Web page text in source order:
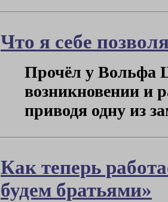
Что я себе
Прочёл у Вольфа
возникновении и
приводя одну из
Как теперь
будем братьями»